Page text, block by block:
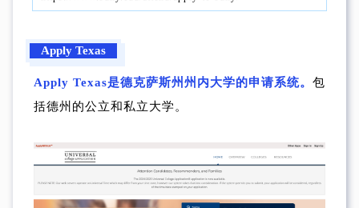
Apply Texas
Apply Texas是德克萨斯州州内大学的申请系统。 包
括德州的公立和私立大学。